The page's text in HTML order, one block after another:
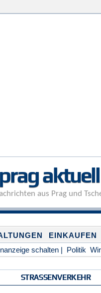
prag aktuell
aus Prag und
EINKAUFEN
schalten | Politik
STRASSENVERKEHR